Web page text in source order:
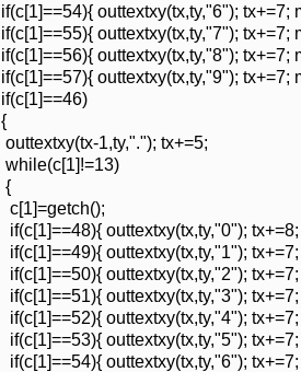
if(c[1]==54){ outtextxy(tx,ty,"6"); tx+=7;
if(c[1]==55){ outtextxy(tx,ty,"7"); tx+=7;
if(c[1]==56){ outtextxy(tx,ty,"8"); tx+=7;
if(c[1]==57){ outtextxy(tx,ty,"9"); tx+=7;
if(c[1]==46)
{
outtextxy(tx-1,ty,"."); tx+=5;
while(c[1]!=13)
{
c[1]=getch();
if(c[1]==48){ outtextxy(tx,ty,"0");
if(c[1]==49){ outtextxy(tx,ty,"1");
if(c[1]==50){ outtextxy(tx,ty,"2");
if(c[1]==51){ outtextxy(tx,ty,"3");
if(c[1]==52){ outtextxy(tx,ty,"4");
if(c[1]==53){ outtextxy(tx,ty,"5");
if(c[1]==54){ outtextxy(tx,ty,"6");